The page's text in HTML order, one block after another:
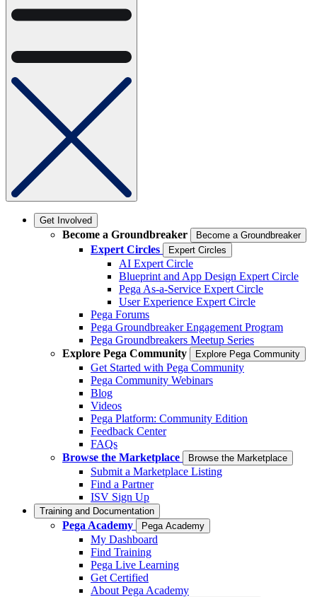
Get Involved
Become a Groundbreaker Become a Groundbreaker
Expert Circles Expert Circles
AI Expert Circle
Blueprint and App Design Expert Circle
Pega As-a-Service Expert Circle
User Experience Expert Circle
Pega Forums
Pega Groundbreaker Engagement Program
Pega Groundbreakers Meetup Series
Explore Pega Community
Explore Pega Community
Get Started with Pega Community
Pega Community Webinars
Blog
Videos
Pega Platform: Community Edition
Feedback Center
FAQs
Browse the Marketplace
Browse the Marketplace
Submit a Marketplace Listing
Find a Partner
ISV Sign Up
Training and Documentation
Pega Academy Pega Academy
My Dashboard
Find Training
Pega Live Learning
Get Certified
About Pega Academy